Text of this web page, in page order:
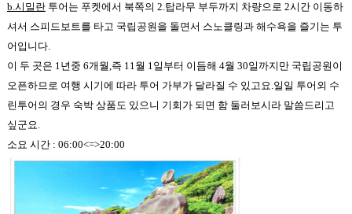
b.시밀란투어는 푸켓에서 북쪽의 2.탑라무 부두까지 차량으로 2시간 이동하
셔서 스피드보트를 타고 국립공원을 돌면서 스노클링과 해수욕을 즐기는 투
어입니다.
이 두 곳은 1년중 6개월,즉 11월 1일부터 이듬해 4월 30일까지만 국립공원이
오픈하므로 여행 시기에 따라 투어 가부가 달라질 수 있고요.일일 투어외 수
린투어의 경우 숙박 상품도 있으니 기회가 되면 함 둘러보시라 말씀드리고
싶군요.
소요 시간 : 06:00<=>20:00